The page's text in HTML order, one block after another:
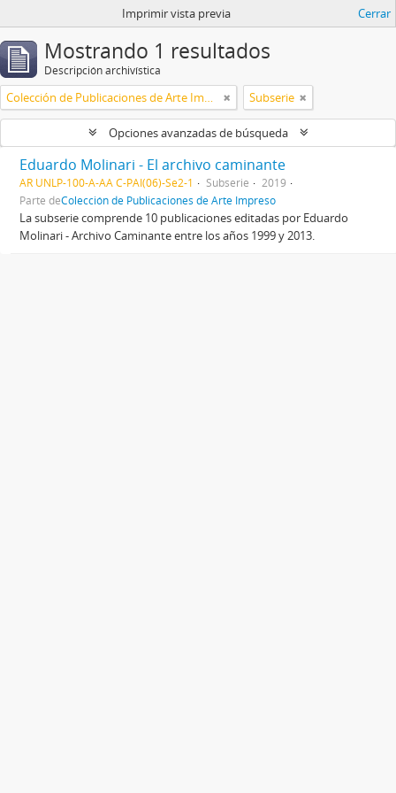
Imprimir vista previa Cerrar
Mostrando 1 resultados
Descripción archivística
Colección de Publicaciones de Arte Impreso Subserie
Opciones avanzadas de búsqueda
Eduardo Molinari - El archivo caminante
AR UNLP-100-A-AA C-PAI(06)-Se2-1 Subserie
2019
Parte deColección de Publicaciones de Arte Impreso
La subserie comprende 10 publicaciones editadas por Eduardo
Molinari - Archivo Caminante entre los años 1999 y 2013.